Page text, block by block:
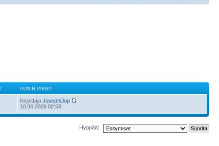
UUSIN VIESTI
KirjoittajaJosephDop
10.06.2026 02:58
Hyppää: